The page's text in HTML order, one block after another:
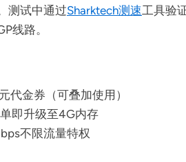
测试中通过Sharktech测速工具验
线路。
代金券（可叠加使用）
即升级至4G内存
不限流量特权